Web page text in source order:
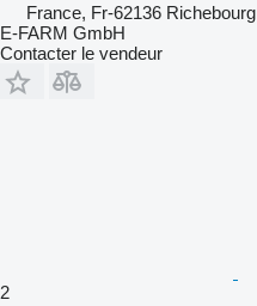
France, Fr-62136 Richebourg
E-FARM GmbH
Contacter le vendeur
2